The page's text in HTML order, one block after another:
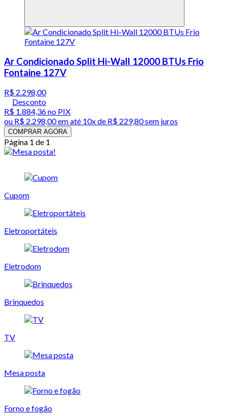
Ar Condicionado Split Hi-Wall 12000 BTUs Frio
Fontaine 127V
R$ 2.298,00
Desconto
R$ 1.884,36no PIX
ou R$ 2.298,00em até 10x de R$ 229,80 sem juros
COMPRAR AGORA
Página 1 de 1
Cupom
Eletroportáteis
Eletrodom
Brinquedos
TV
Mesa posta
Forno e fogão